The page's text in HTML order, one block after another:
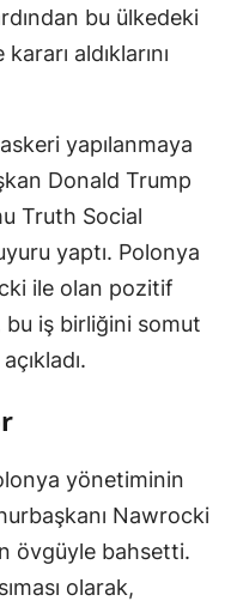
bu ülkedeki
aldıklarını
yapılanmaya
Donald Trump
Truth Social
yaptı. Polonya
ile olan pozitif
bu iş birliğini somut
yönetiminin
Nawrocki
övgüyle bahsetti.
olarak,